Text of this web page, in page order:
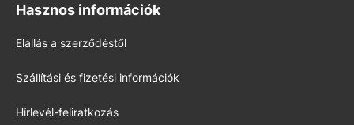
Hasznos információk
Elállás a szerződéstől
Szállítási és fizetési információk
Hírlevél-feliratkozás